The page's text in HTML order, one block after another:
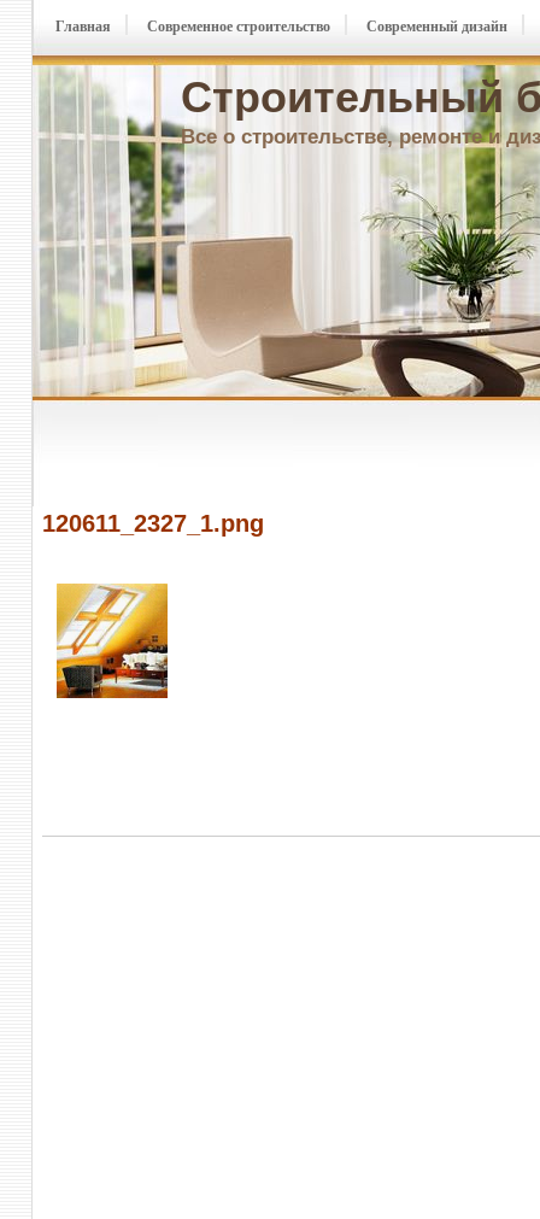
Строительный
Все о строительстве, ремонте и
Главная Современное строительство Современный дизайн
120611_2327_1.png